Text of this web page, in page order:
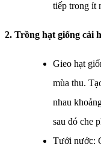
tiếp trong ít
2. Trồng hạt giống cải
Gieo hạt
mùa thu.
nhau
sau đó che
Tưới nước: